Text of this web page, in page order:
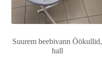
Suurem beebivann Öökullid,
hall